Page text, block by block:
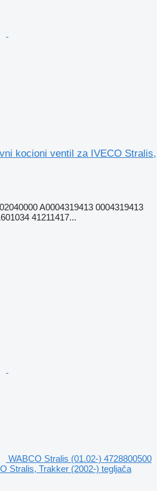
kocioni ventil za IVECO Stralis,
A0004319413 0004319413
41211417...
WABCO Stralis (01.02-) 4728800500
Stralis, Trakker (2002-) tegljača